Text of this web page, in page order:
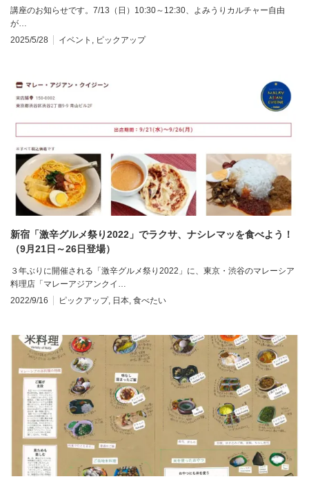
講座のお知らせです。7/13（日）10:30～12:30、よみうりカルチャー自由
が…
2025/5/28
イベント ピックアップ
新宿「激辛グルメ祭り2022」でラクサ、ナシレマッを食べよう！
（9月21日～26日登場）
３年ぶりに開催される「激辛グルメ祭り2022」に、東京・渋谷のマレーシア
料理店「マレーアジアンクイ…
2022/9/16
ピックアップ, 日本, 食べたい